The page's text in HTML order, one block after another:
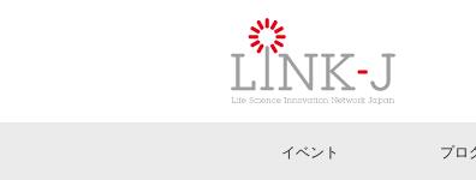
イベント プロ